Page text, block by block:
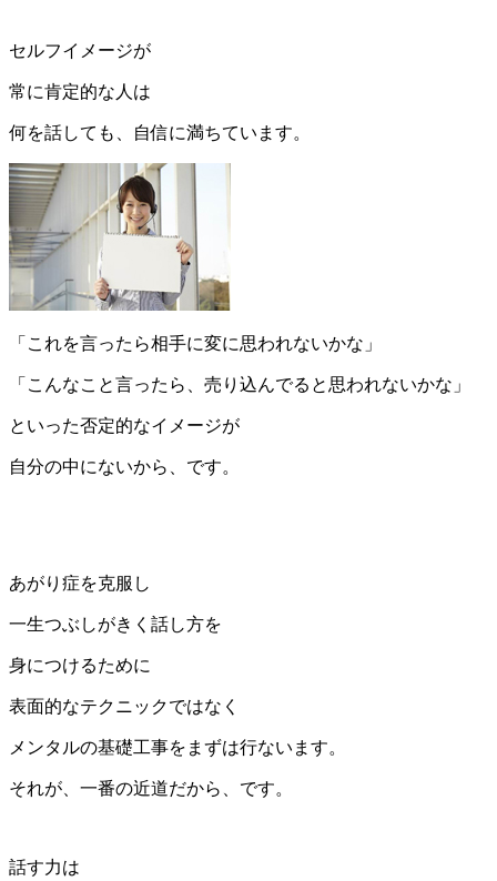
セルフイメージが
常に肯定的な人は
何を話しても、自信に満ちています。
「これを言ったら相手に変に思われないかな」
「こんなこと言ったら、売り込んでると思われないかな」
といった否定的なイメージが
自分の中にないから、です。
あがり症を克服し
一生つぶしがきく話し方を
身につけるために
表面的なテクニックではなく
メンタルの基礎工事をまずは行ないます。
それが、一番の近道だから、です。
話す力は